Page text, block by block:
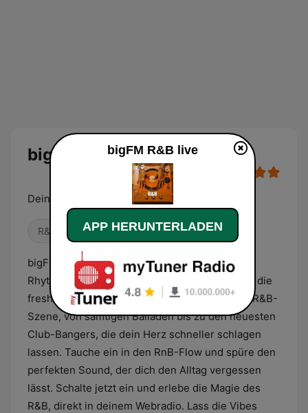
bigFM R&B Live
Deine biggsten R&B und Soul Beats
R&B / Soul
bigFM R&B: Deine Quelle für die heißesten
Rhythmen und die soulfulsten Vocals! Genieße die
freshesten Tracks von den Top-Künstlern der R&B-
Szene, von samtigen Balladen bis zu den neuesten
Club-Bangers, die dein Herz schneller schlagen
lassen. Tauche ein in den RnB-Flow und spüre den
perfekten Sound, der dich den Alltag vergessen
lässt. Schalte jetzt ein und erlebe die Magie des
R&B, direkt in deinem Webradio. Lass die Vibes
bigFM R&B live
APP HERUNTERLADEN